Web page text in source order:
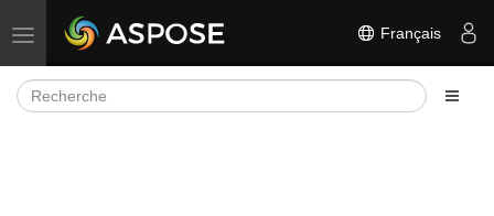
Basculer la navigation Français